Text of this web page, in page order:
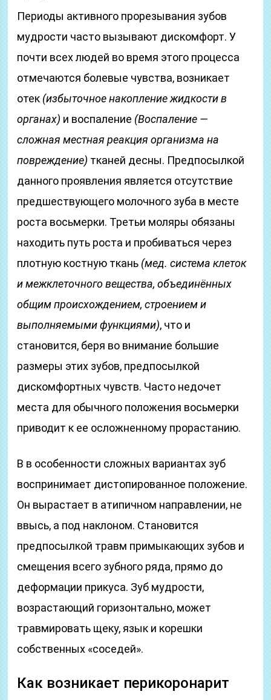
Периоды активного прорезывания зубов
мудрости часто вызывают дискомфорт. У
почти всех людей во время этого процесса
отмечаются болевые чувства, возникает
отек (избыточное накопление жидкости в
органах) и воспаление (Воспаление —
сложная местная реакция организма на
повреждение) тканей десны. Предпосылкой
данного проявления является отсутствие
предшествующего молочного зуба в месте
роста восьмерки. Третьи моляры обязаны
находить путь роста и пробиваться через
плотную костную ткань (мед. система клеток
и межклеточного вещества, объединённых
общим происхождением, строением и
выполняемыми функциями), что и
становится, беря во внимание большие
размеры этих зубов, предпосылкой
дискомфортных чувств. Часто недочет
места для обычного положения восьмерки
приводит к ее осложненному прорастанию.
В в особенности сложных вариантах зуб
воспринимает дистопированное положение.
Он вырастает в атипичном направлении, не
ввысь, а под наклоном. Становится
предпосылкой травм примыкающих зубов и
смещения всего зубного ряда, прямо до
деформации прикуса. Зуб мудрости,
возрастающий горизонтально, может
травмировать щеку, язык и корешки
собственных «соседей».
Как возникает перикоронарит